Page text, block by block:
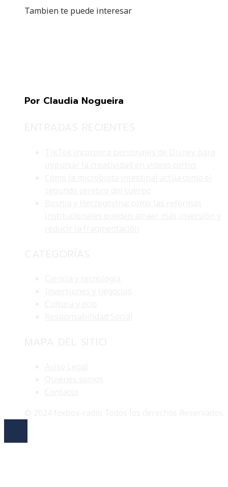
Tambien te puede interesar
Por Claudia Nogueira